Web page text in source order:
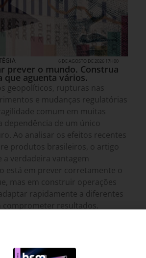
6 DE AGOSTO DE 2026 17H00
prever o mundo. Construa
que aguenta vários.
geopolíticos, rupturas nas
e mudanças regulatórias
comum em muitas
dependência de um único
Ao analisar os efeitos recentes
produtos brasileiros, o artigo
a verdadeira vantagem
está em prever corretamente o
mas em construir operações
rapidamente a diferentes
comprometer resultados.
e Pós-